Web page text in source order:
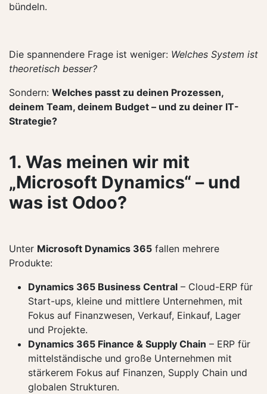
bündeln.
Die spannendere Frage ist weniger: Welches System ist
theoretisch besser?
Sondern: Welches passt zu deinen Prozessen,
deinem Team, deinem Budget – und zu deiner IT-
Strategie?
1. Was meinen wir mit
„Microsoft Dynamics“ – und
was ist Odoo?
Unter Microsoft Dynamics 365 fallen mehrere
Produkte:
Dynamics 365 Business Central – Cloud-ERP für
Start-ups, kleine und mittlere Unternehmen, mit
Fokus auf Finanzwesen, Verkauf, Einkauf, Lager
und Projekte.
Dynamics 365 Finance & Supply Chain – ERP für
mittelständische und große Unternehmen mit
stärkerem Fokus auf Finanzen, Supply Chain und
globalen Strukturen.